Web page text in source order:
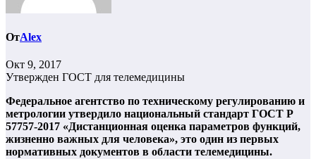
ОтAlex
Окт 9, 2017
Утвержден ГОСТ для телемедицины
Федеральное агентство по техническому регулированию и
метрологии утвердило национальный стандарт ГОСТ Р
57757-2017 «Дистанционная оценка параметров функций,
жизненно важных для человека», это один из первых
нормативных документов в области телемедицины.